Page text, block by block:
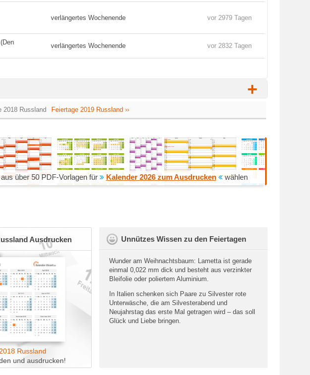
verlängertes Wochenende vor 2979 Tagen
verlängertes Wochenende vor 2832 Tagen
+
2018 Russland Feiertage 2019 Russland ››
über 50 PDF-Vorlagen für Kalender 2026 zum Ausdrucken wählen
Ausdrucken
Russland
und ausdrucken!
Unnützes Wissen zu den Feiertagen
Wunder am Weihnachtsbaum: Lametta ist gerade
einmal 0,022 mm dick und besteht aus verzinkter
Bleifolie oder poliertem Aluminium.
In Italien schenken sich Paare zu Silvester rote
Unterwäsche, die am Silvesterabend und
Neujahrstag das erste Mal getragen wird – das soll
Glück und Liebe bringen.